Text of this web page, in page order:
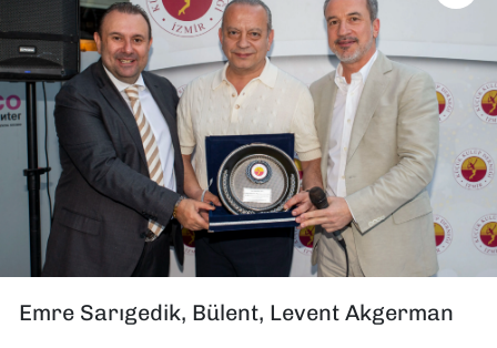
Emre Sarıgedik, Bülent, Levent Akgerman